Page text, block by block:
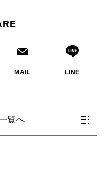
MAIL LINE
覧へ